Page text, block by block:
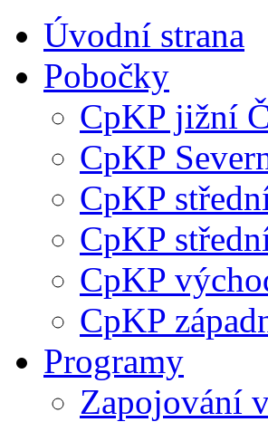
Úvodní strana
Pobočky
CpKP jižní
CpKP
CpKP
CpKP
CpKP
CpKP
Programy
Zapojování